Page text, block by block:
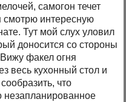
самогон течет
смотрю интересную
Тут мой слух уловил
доносится со стороны
факел огня
весь кухонный стол и
что
незапланированное